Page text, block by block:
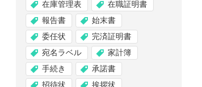
在庫管理表
在職証明書
報告書
始末書
委任状
完済証明書
宛名ラベル
家計簿
手続き
承諾書
招待状
挨拶状